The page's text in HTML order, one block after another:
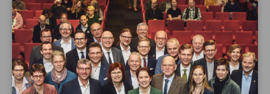
Beim 5. Agrar-Forum Niederrhein im Wunderland
Kalkar: Silke Gorißen (vorne Mitte), Ministerin für
Landwirtschaft und Verbraucherschutz des Landes
Nordrhein-Westfalen, eingerahmt von Vertreterinnen
und Vertretern aus Politik, Verwaltung, Verbänden,
Veranstaltenden und Podiumsgästen.